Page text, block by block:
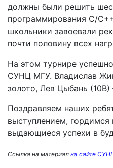
должны были решить
программирования C/
школьники завоевали
почти половину всех
На этом турнире
СУНЦ МГУ. Владислав
золото, Лев Цыбань
Поздравляем наших
выступлением,
выдающиеся успехи в
Ссылка на материал на сайте